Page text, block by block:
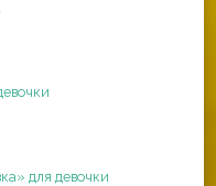
для девочки